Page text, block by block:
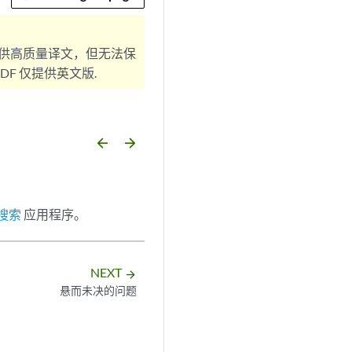
高质量译文，但无法保
仅提供英文版.
arrow_backward arrow_forward
索 应用程序。
NEXT arrow_forward
悬而未决的问题